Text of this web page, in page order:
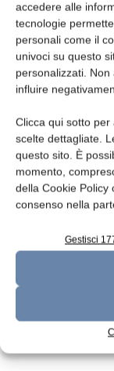
accedere alle
tecnologie
personali come il
univoci su questo
personalizzati.
influire
Clicca qui sotto
scelte dettagliate.
questo sito. È
momento,
della Cookie Policy
consenso nella
Gestisci
Leggi la rivista
Edicola Web